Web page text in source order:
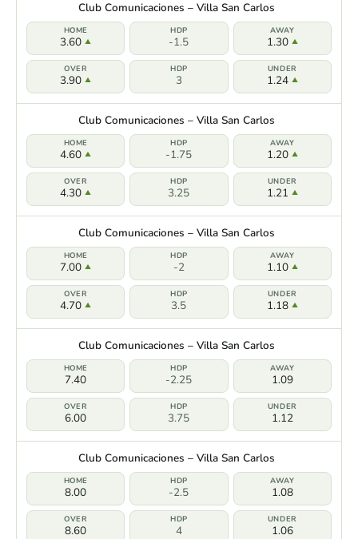
Club Comunicaciones – Villa San Carlos
3.60 -1.5 1.30
3.90 3 1.24
Club Comunicaciones – Villa San Carlos
4.60 -1.75 1.20
4.30 3.25 1.21
Club Comunicaciones – Villa San Carlos
7.00 -2 1.10
4.70 3.5 1.18
Club Comunicaciones – Villa San Carlos
7.40 -2.25 1.09
6.00 3.75 1.12
Club Comunicaciones – Villa San Carlos
8.00 -2.5 1.08
8.60 4 1.06